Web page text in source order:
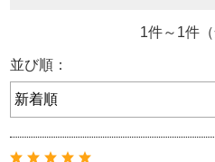
1件～1件（
並び順：